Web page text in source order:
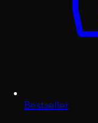
Bestseller